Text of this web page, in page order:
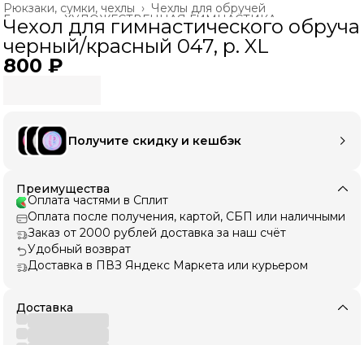
Чехлы для обручей
Рюкзаки, сумки, чехлы ›
ХУДОЖЕСТВЕННАЯ ГИМНАСТИКА
Главная ›
Чехол для гимнастического обруча
черный/красный 047, р. XL
800 ₽
Получите скидку и кешбэк
Преимущества
Оплата частями в Сплит
Оплата после получения, картой, СБП или наличными
Заказ от 2000 рублей доставка за наш счёт
Удобный возврат
Доставка в ПВЗ Яндекс Маркета или курьером
Доставка